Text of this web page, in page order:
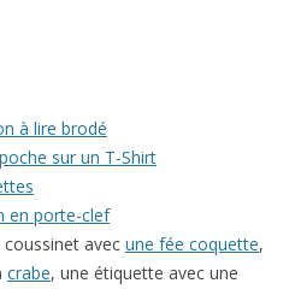
à lire brodé
poche sur un T-Shirt
en porte-clef
avec une fée coquette,
crabe, une étiquette avec une